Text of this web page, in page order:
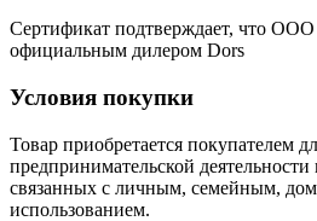
Сертификат подтверждает, что ООО
официальным дилером Dors
Условия покупки
Товар приобретается покупателем
предпринимательской
связанных с личным, семейным,
использованием.